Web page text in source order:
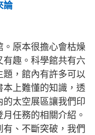
論
。原本很擔心會枯燥
趣。科學館共有六
，館內有許多可以
上難懂的知識，透
太空展區讓我們印
任務的相關介紹。
、不斷突破，我們